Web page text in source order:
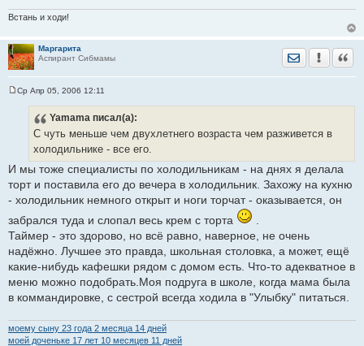
Встань и ходи!
Маргарита
Аспирант Сибмамы
Отправить
и
Ср Апр 05, 2006 12:11
Yamama писал(а):
С чуть меньше чем двухлетнего возраста чем разживется в
холодильнике - все его.
И мы тоже специалисты по холодильникам - на днях я делала
торт и поставила его до вечера в холодильник. Захожу на кухню
- холодильник немного открыт и ноги торчат - оказывается, он
забрался туда и слопал весь крем с торта
Таймер - это здорово, но всё равно, наверное, не очень
надёжно. Лучшее это правда, школьная столовка, а может, ещё
какие-нибудь кафешки рядом с домом есть. Что-то адекватное в
меню можно подобрать.Моя подруга в школе, когда мама была
в коммандировке, с сестрой всегда ходила в "Улыбку" питаться.
моему сыну 23 годa 2 месяца 14 дней
моей доченьке 17 лет 10 месяцев 11 дней